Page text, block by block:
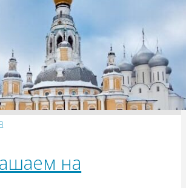
на